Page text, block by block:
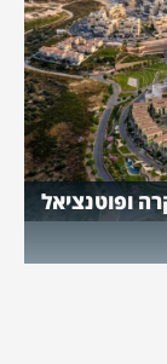
ופוטנציאל